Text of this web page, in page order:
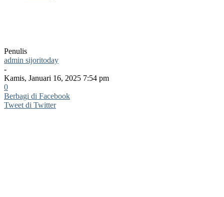
Penulis
admin sijoritoday
-
Kamis, Januari 16, 2025 7:54 pm
0
Berbagi di Facebook
Tweet di Twitter